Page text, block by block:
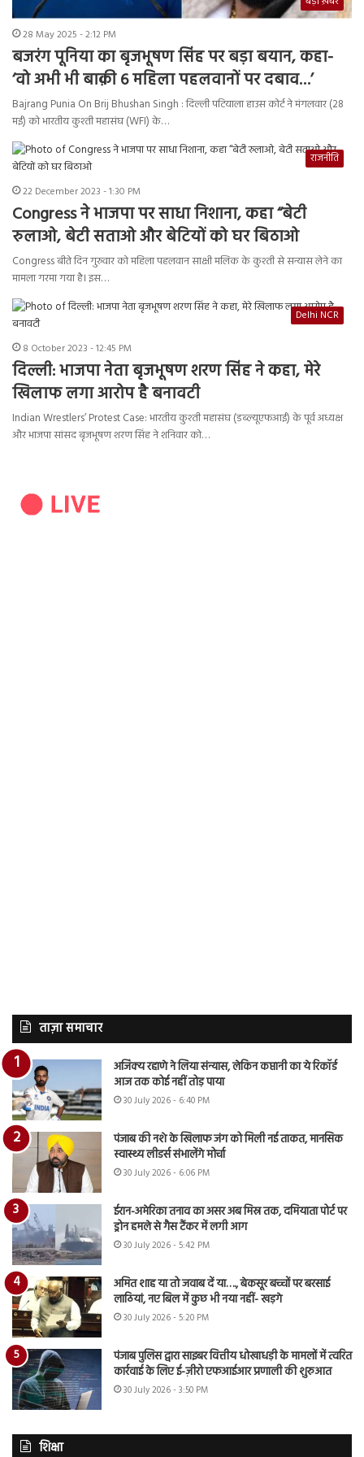
28 May 2025 - 2:12 PM
बजरंग पूनिया का बृजभूषण सिंह पर बड़ा बयान, कहा-
‘वो अभी भी बाक़ी 6 महिला पहलवानों पर दबाव…’
Bajrang Punia On Brij Bhushan Singh : दिल्ली पटियाला हाउस कोर्ट ने मंगलवार (28
मई) को भारतीय कुश्ती महासंघ (WFI) के…
राजनीति
22 December 2023 - 1:30 PM
Congress ने भाजपा पर साधा निशाना, कहा “बेटी
रुलाओ, बेटी सताओ और बेटियों को घर बिठाओ
Congress बीते दिन गुरुवार को महिला पहलवान साक्षी मलिक के कुश्ती से सन्यास लेने का
मामला गरमा गया है। इस…
Delhi NCR
8 October 2023 - 12:45 PM
दिल्ली: भाजपा नेता बृजभूषण शरण सिंह ने कहा, मेरे
खिलाफ लगा आरोप है बनावटी
Indian Wrestlers’ Protest Case: भारतीय कुश्ती महासंघ (डब्ल्यूएफआई) के पूर्व अध्यक्ष
और भाजपा सांसद बृजभूषण शरण सिंह ने शनिवार को…
ताज़ा समाचार
अजिंक्य रहाणे ने लिया संन्यास, लेकिन कप्तानी का ये रिकॉर्ड
आज तक कोई नहीं तोड़ पाया
30 July 2026 - 6:40 PM
पंजाब की नशे के खिलाफ जंग को मिली नई ताकत, मानसिक
स्वास्थ्य लीडर्स संभालेंगे मोर्चा
30 July 2026 - 6:06 PM
ईरान-अमेरिका तनाव का असर अब मिस्र तक, दमियाता पोर्ट पर
ड्रोन हमले से गैस टैंकर में लगी आग
30 July 2026 - 5:42 PM
अमित शाह या तो जवाब दें या…., बेकसूर बच्चों पर बरसाई
लाठियां, नए बिल में कुछ भी नया नहीं- खड़गे
30 July 2026 - 5:20 PM
पंजाब पुलिस द्वारा साइबर वित्तीय धोखाधड़ी के मामलों में त्वरित
कार्रवाई के लिए ई-ज़ीरो एफआईआर प्रणाली की शुरुआत
30 July 2026 - 3:50 PM
शिक्षा